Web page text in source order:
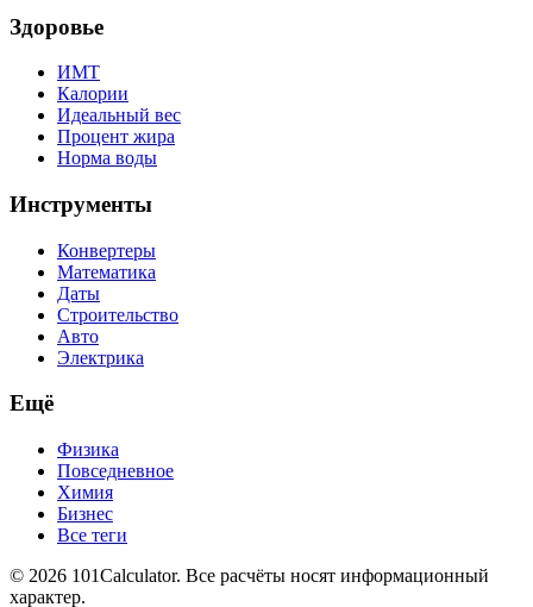
Здоровье
ИМТ
Калории
Идеальный вес
Процент жира
Норма воды
Инструменты
Конвертеры
Математика
Даты
Строительство
Авто
Электрика
Ещё
Физика
Повседневное
Химия
Бизнес
Все теги
© 2026 101Calculator. Все расчёты носят информационный
характер.